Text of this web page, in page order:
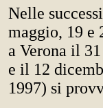
Nelle
maggio, 19 e
a Verona il
e il 12
1997) si